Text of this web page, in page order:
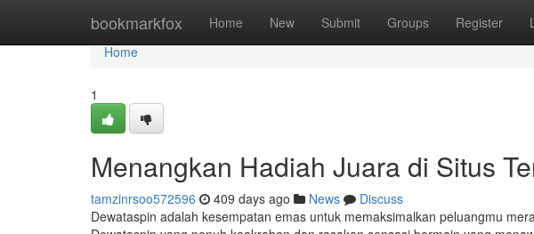
bookmarkfox Home New Submit Groups Register
Home
Home
1
Menangkan Hadiah Juara di Situs
tamzinrsoo572596 409 days ago News
Discuss
Dewataspin adalah kesempatan emas untuk memaksimalkan peluangmu